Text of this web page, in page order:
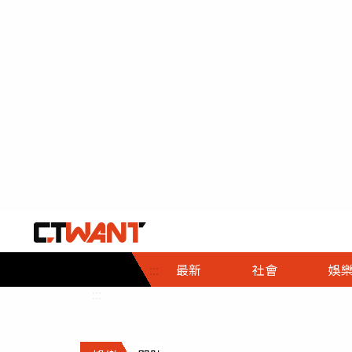
::: 最新 社會
社會首頁
時事
調查
娛樂
娛樂首頁
即時
財經首頁
熱線
政